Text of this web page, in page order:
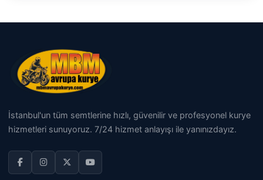
İstanbul'un tüm semtlerine hızlı, güvenilir ve profesyonel kurye
hizmetleri sunuyoruz. 7/24 hizmet anlayışı ile yanınızdayız.